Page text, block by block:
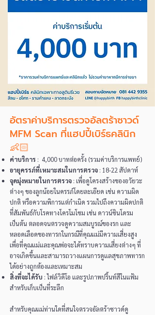
อัตราค่าบริการตรวจอัลตร้าซาวด์
MFM Scan ที่แฮปปี้เบิร์ธคลินิก
👶🏻
ค่าบริการ : 4,000 บาทต่อครั้ง (รวมค่าบริการแพทย์)
อายุครรภ์ที่เหมาะสมในการตรวจ : 18-22 สัปดาห์
จุดมุ่งหมายในการตรวจ : เพื่อดูโครงสร้างของอวัยวะ
ต่างๆ ของลูกน้อยในครรภ์โดยละเอียด เช่น ความผิด
ปกติ หรือความพิการแต่กำเนิด รวมไปถึงความผิดปกติ
ที่สัมพันธ์กับโรคทางโครโมโซม เช่น ดาวน์ซินโดรม
เป็นต้น ตลอดจนตรวจดูความสมบูรณ์ของรก และ
หลอดเลือดของทารกในกรณีที่คุณแม่มีความเสี่ยงสูง
เพื่อที่คุณแม่และคุณพ่อจะได้ทราบความเสี่ยงต่างๆ ที่
อาจเกิดขึ้นและสามารถวางแผนการดูแลสุขภาพทารก
ได้อย่างถูกต้องและเหมาะสม
สิ่งที่จะได้รับ : ไฟล์วิดีโอ และรูปภาพปริ้นท์สีในแฟ้ม
สำหรับเก็บเป็นที่ระลึก
สำหรับคุณแม่ท่านใดที่สนใจตรวจอัลตร้าซาวด์ดู